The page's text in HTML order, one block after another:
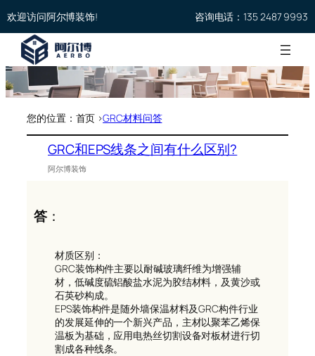
欢迎访问阿尔博装饰! 咨询电话：135 2487 9993
您的位置：首页 >GRC材料问答
GRC和EPS线条之间有什么区别?
阿尔博装饰
答：
材质区别：
GRC装饰构件主要以耐碱玻璃纤维为增强辅
材，低碱度硫铝酸盐水泥为胶结材料，及黄沙或
石英砂构成。
EPS装饰构件是随外墙保温材料及GRC构件行业
的发展延伸的一个新兴产品，主材以聚苯乙烯保
温板为基础，应用电热丝切割设备对板材进行切
割成各种线条。